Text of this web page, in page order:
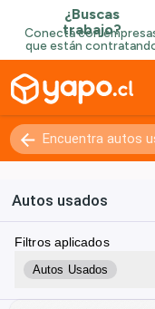
Autos usados
Filtros aplicados
Autos Usados